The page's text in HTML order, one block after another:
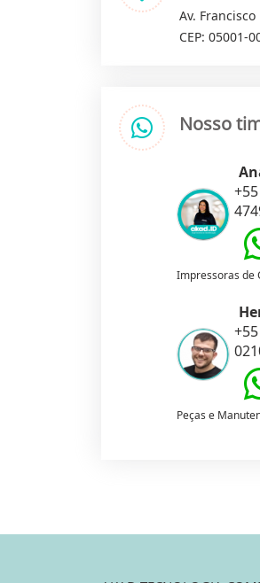
Av.
CEP: 05001-
Nosso
Impressoras de
Peças e